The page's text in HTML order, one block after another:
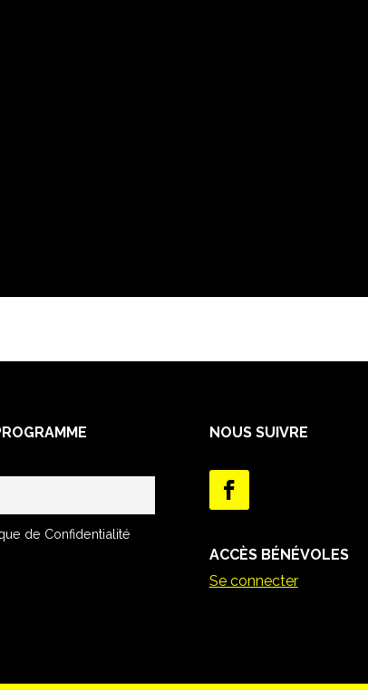
de Confidentialité
NOUS SUIVRE
ACCÈS BÉNÉVOLES
Se connecter